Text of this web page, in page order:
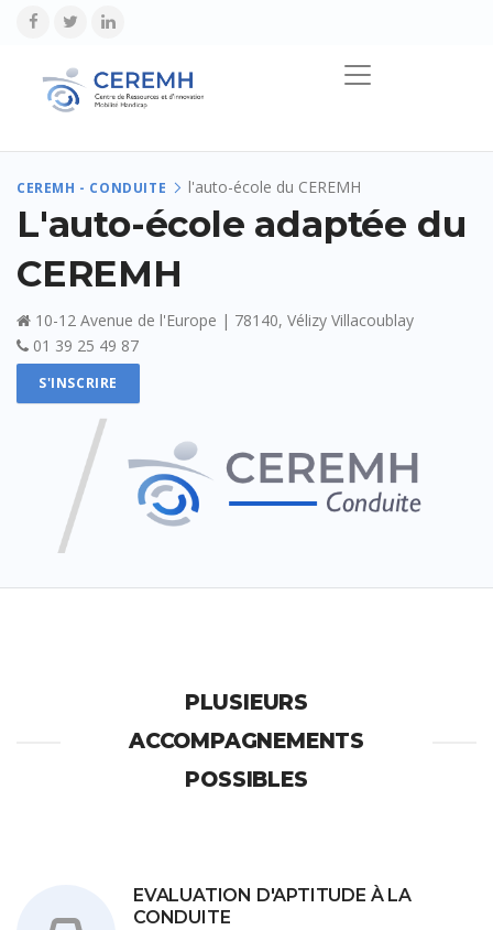
CEREMH - CONDUITE l'auto-école du CEREMH
L'auto-école adaptée du
CEREMH
10-12 Avenue de l'Europe | 78140, Vélizy Villacoublay
01 39 25 49 87
S'INSCRIRE
PLUSIEURS
ACCOMPAGNEMENTS
POSSIBLES
EVALUATION D'APTITUDE À LA
CONDUITE